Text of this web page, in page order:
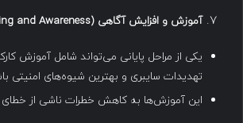
آموزش و افزایش آگاهی (Training and Awareness):
یکی از مراحل پایانی می‌تواند شامل آموزش
تهدیدات سایبری و بهترین شیوه‌های امنیتی
این آموزش‌ها به کاهش خطرات ناشی از